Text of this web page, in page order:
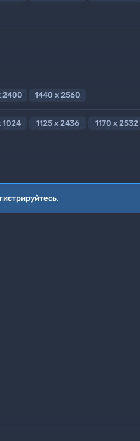
2400 1440 x 2560
1024 1125 x 2436 1170 x 2532
.